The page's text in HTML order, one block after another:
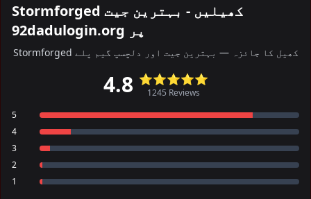
Stormforged کھیلیں - بہترین جیت
92dadulogin.org پر
Stormforged کھیل کا جائزہ — بہترین جیت اور دلچسپ گیم پلے
4.8 ⭐⭐⭐⭐⭐
1245 Reviews
5
4
3
2
1